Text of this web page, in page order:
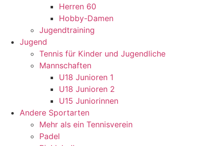
Herren 60
Hobby-Damen
Jugendtraining
Jugend
Tennis für Kinder und Jugendliche
Mannschaften
U18 Junioren 1
U18 Junioren 2
U15 Juniorinnen
Andere Sportarten
Mehr als ein Tennisverein
Padel